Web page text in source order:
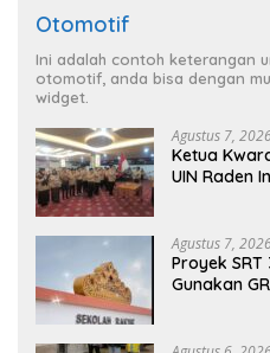
Otomotif
Ini adalah contoh keterangan
otomotif, anda bisa dengan
widget.
Agustus 7,
Ketua
UIN Raden
Agustus 7,
Proyek SRT
Gunakan GRC, PT Brantas